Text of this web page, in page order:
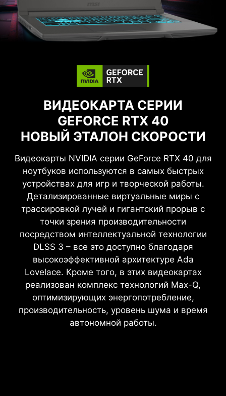
ВИДЕОКАРТА СЕРИИ
GEFORCE RTX 40
НОВЫЙ ЭТАЛОН СКОРОСТИ
Видеокарты NVIDIA серии GeForce RTX 40 для
ноутбуков используются в самых быстрых
устройствах для игр и творческой работы.
Детализированные виртуальные миры с
трассировкой лучей и гигантский прорыв с
точки зрения производительности
посредством интеллектуальной технологии
DLSS 3 – все это доступно благодаря
высокоэффективной архитектуре Ada
Lovelace. Кроме того, в этих видеокартах
реализован комплекс технологий Max-Q,
оптимизирующих энергопотребление,
производительность, уровень шума и время
автономной работы.